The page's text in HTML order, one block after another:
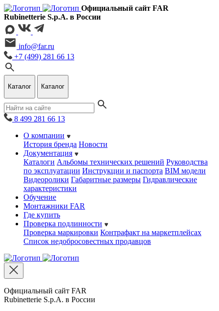
Официальный сайт FAR
Rubinetterie S.p.A. в России
info@far.ru
+7 (499) 281 66 13
Каталог Каталог
8 499 281 66 13
О компании
История бренда Новости
Документация
Каталоги Альбомы технических решений Руководства
по эксплуатации Инструкции и паспорта BIM модели
Видеоролики Габаритные размеры Гидравлические
характеристики
Обучение
Монтажники FAR
Где купить
Проверка подлинности
Проверка маркировки Контрафакт на маркетплейсах
Cписок недобросовестных продавцов
Официальный сайт FAR
Rubinetterie S.p.A. в России